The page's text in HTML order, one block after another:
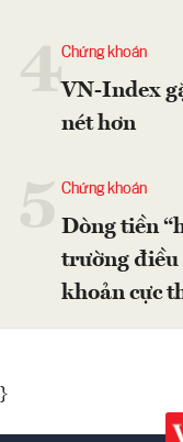
4Chứng khoán
VN-Index
nét hơn
Chứng khoán
Dòng tiền
trường điều
khoản cực
}